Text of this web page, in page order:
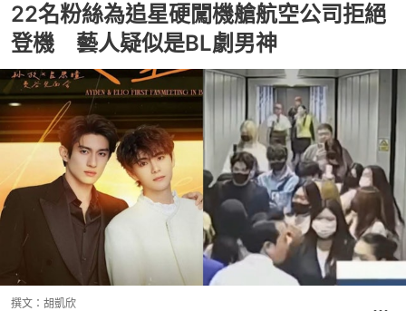
22名粉絲為追星硬闖機艙航空公司拒絕
登機 藝人疑似是BL劇男神
撰文： 胡凱欣